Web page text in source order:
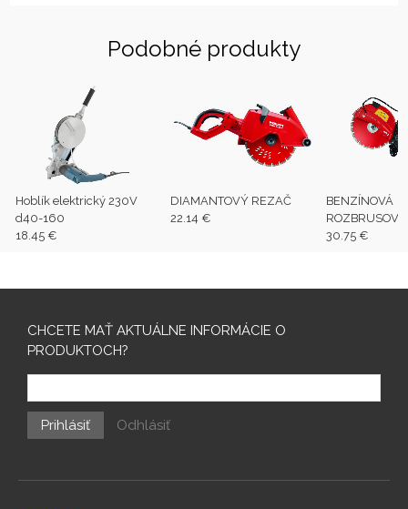
Podobné produkty
Hoblík elektrický 230V
d40-160
18.45 €
DIAMANTOVÝ REZAČ
22.14 €
BENZÍNOVÁ
30.75 €
CHCETE MAŤ AKTUÁLNE INFORMÁCIE O
PRODUKTOCH?
Prihlásiť Odhlásiť